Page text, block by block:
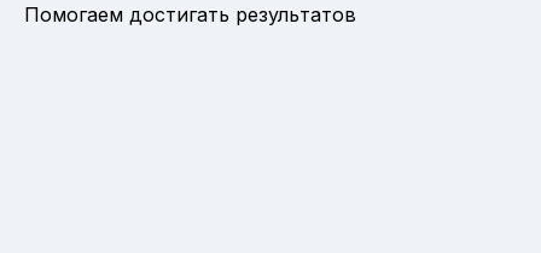
Помогаем достигать результатов